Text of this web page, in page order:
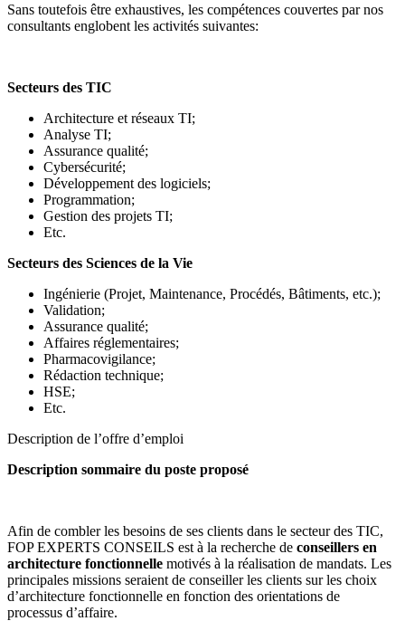
Sans toutefois être exhaustives, les compétences couvertes par nos
consultants englobent les activités suivantes:
Secteurs des TIC
Architecture et réseaux TI;
Analyse TI;
Assurance qualité;
Cybersécurité;
Développement des logiciels;
Programmation;
Gestion des projets TI;
Etc.
Secteurs des Sciences de la Vie
Ingénierie (Projet, Maintenance, Procédés, Bâtiments, etc.);
Validation;
Assurance qualité;
Affaires réglementaires;
Pharmacovigilance;
Rédaction technique;
HSE;
Etc.
Description de l’offre d’emploi
Description sommaire du poste proposé
Afin de combler les besoins de ses clients dans le secteur des TIC,
FOP EXPERTS CONSEILS est à la recherche de conseillers en
architecture fonctionnelle motivés à la réalisation de mandats. Les
principales missions seraient de conseiller les clients sur les choix
d’architecture fonctionnelle en fonction des orientations de
processus d’affaire.